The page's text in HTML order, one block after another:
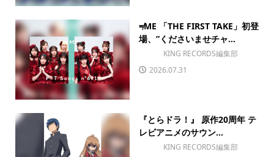
≠ME 「THE FIRST TAKE」初登
場、”くださいませチャ...
KING RECORDS編集部
2026.07.31
『とらドラ！』 原作20周年 テ
レビアニメのサウン...
KING RECORDS編集部